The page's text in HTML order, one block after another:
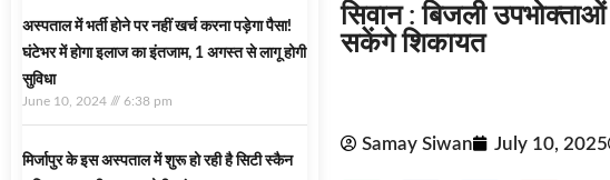
अस्‍पताल में भर्ती होने पर नहीं खर्च करना पड़ेगा पैसा!
घंटेभर में होगा इलाज का इंतजाम, 1 अगस्‍त से लागू होगी
सुविधा
June 10, 2024 6:38 pm
मिर्जापुर के इस अस्पताल में शुरू हो रही है सिटी स्कैन
सिवान : बिजली
सकेंगे शिकायत
Samay Siwan July 10, 2025